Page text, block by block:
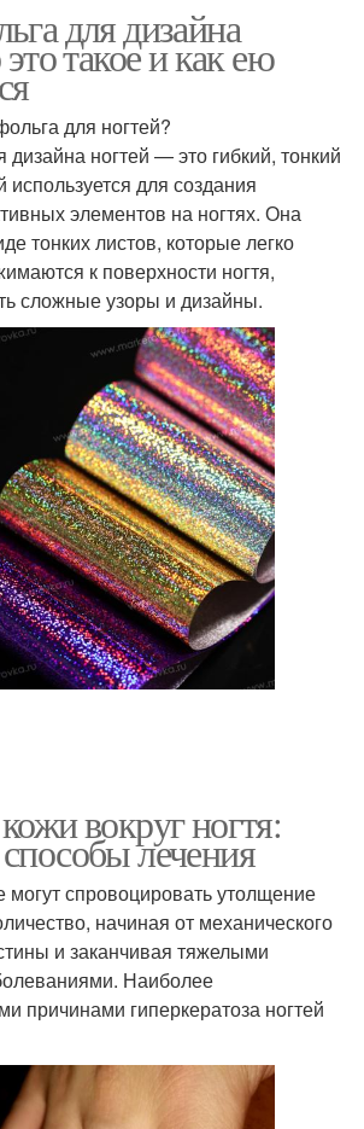
для дизайна
такое и как ею
для ногтей?
ногтей — это гибкий, тонкий
для создания
элементов на ногтях. Она
тонких листов, которые легко
к поверхности ногтя,
сложные узоры и дизайны.
вокруг ногтя:
лечения
могут спровоцировать утолщение
начиная от механического
и заканчивая тяжелыми
Наиболее
причинами гиперкератоза ногтей